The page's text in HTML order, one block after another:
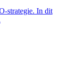
strategie. In dit